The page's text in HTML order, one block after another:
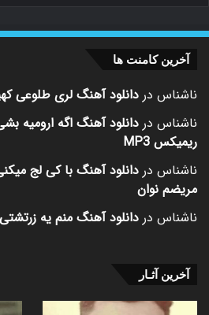
آخرین کامنت ها
ناشناس در دانلود آهنگ لری طلوعی
ناشناس در دانلود آهنگ اگه ارومیه
ریمیکس MP3
ناشناس در دانلود آهنگ با کی لج
مریضم نوان
ناشناس در دانلود آهنگ منم یه
آخرین آثـار